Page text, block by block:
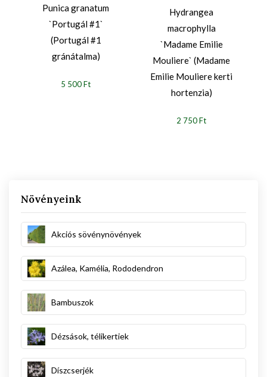
Növényeink
Akciós sövénynövények
Azálea, Kamélia, Rododendron
Bambuszok
Dézsások, télikertiek
Díszcserjék
Punica granatum
`Portugál #1`
(Portugál #1
gránátalma)
5 500 Ft
Hydrangea
macrophylla
`Madame Emilie
Mouliere` (Madame
Emilie Mouliere kerti
hortenzia)
2 750 Ft